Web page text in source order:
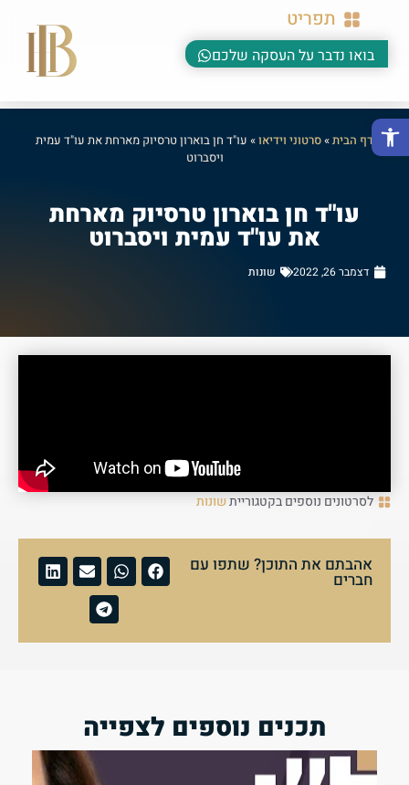
פתח סרגל נגישות
תפריט
בואו נדבר על העסקה שלכם
דף הבית»סרטוני וידיאו» עו"ד חן בוארון טרסיוק מארחת את עו"ד עמית
ויסברוט
עו"ד חן בוארון טרסיוק מארחת
את עו"ד עמית ויסברוט
דצמבר 26, 2022 שונות
לסרטונים נוספים בקטגורייתשונות
אהבתם את התוכן? שתפו עם
חברים
תכנים נוספים לצפייה